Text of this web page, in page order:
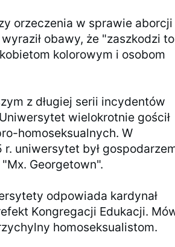
orzeczenia w sprawie aborcji
obawy, że "zaszkodzi to
kolorowym i osobom
z długiej serii incydentów
wielokrotnie gościł
homoseksualnych. W
uniwersytet był
Georgetown".
odpowiada kardynał
Kongregacji Edukacji.
homoseksualistom.